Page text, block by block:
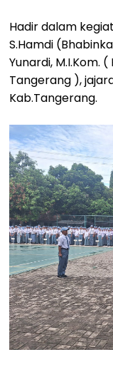
Hadir dalam
S.Hamdi
Yunardi, M.I.Kom.
Tangerang ),
Kab.Tangerang.